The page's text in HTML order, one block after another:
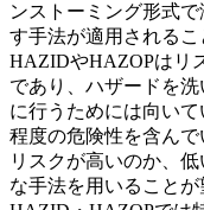
ンストーミング形式
す手法が適用されるこ
HAZIDやHAZOPはリ
であり、ハザードを
に行うためには向い
程度の危険性を含ん
リスクが高いのか、
な手法を用いることが